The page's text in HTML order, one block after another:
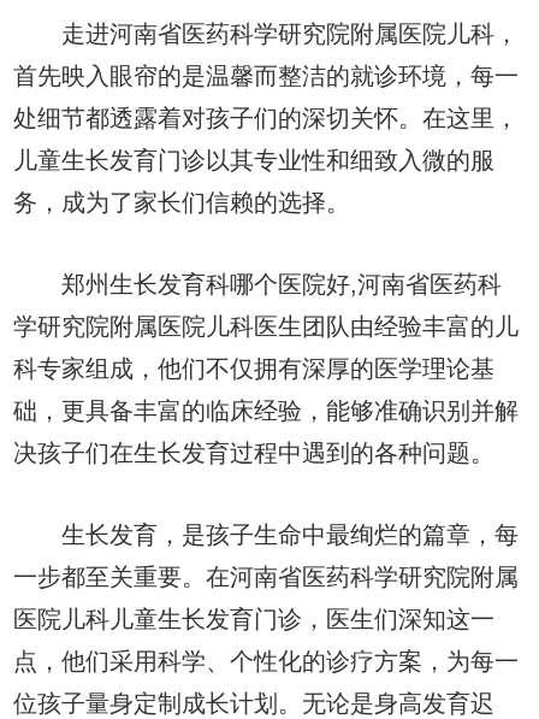
走进河南省医药科学研究院附属医院儿科，
首先映入眼帘的是温馨而整洁的就诊环境，每一
处细节都透露着对孩子们的深切关怀。在这里，
儿童生长发育门诊以其专业性和细致入微的服
务，成为了家长们信赖的选择。
郑州生长发育科哪个医院好,河南省医药科
学研究院附属医院儿科医生团队由经验丰富的儿
科专家组成，他们不仅拥有深厚的医学理论基
础，更具备丰富的临床经验，能够准确识别并解
决孩子们在生长发育过程中遇到的各种问题。
生长发育，是孩子生命中最绚烂的篇章，每
一步都至关重要。在河南省医药科学研究院附属
医院儿科儿童生长发育门诊，医生们深知这一
点，他们采用科学、个性化的诊疗方案，为每一
位孩子量身定制成长计划。无论是身高发育迟